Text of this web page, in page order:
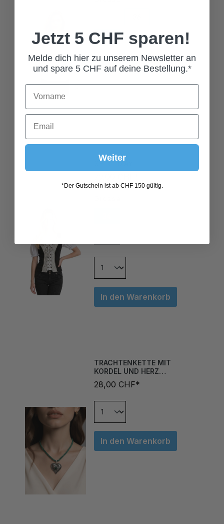
48
SHIRT MAY
Grösse
In den Warenkorb
KORDEL UND HERZ
FLASCHENGRÜN
28,00 CHF*
In den Warenkorb
Jetzt 5 CHF sparen!
Melde dich hier zu unserem Newsletter an
und spare 5 CHF auf deine Bestellung.*
Weiter
*Der Gutschein ist ab CHF 150 gültig.